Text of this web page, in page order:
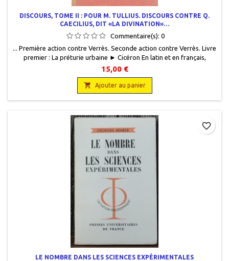
DISCOURS, TOME II : POUR M. TULLIUS. DISCOURS CONTRE Q.
CAECILIUS, DIT «LA DIVINATION»…
Commentaire(s): 0
... Première action contre Verrès. Seconde action contre Verrès. Livre
premier : La préturie urbaine ► Cicéron En latin et en français,
Collection des universités de France, Les Belles Lettres, 1960, 13 x 20,
XIII + 207 pages, broché, occasion. Dos insolé. Bon état intérieur, non
coupé.
15,00 €
 Ajouter au panier
LE NOMBRE DANS LES SCIENCES EXPÉRIMENTALES
favorite_border